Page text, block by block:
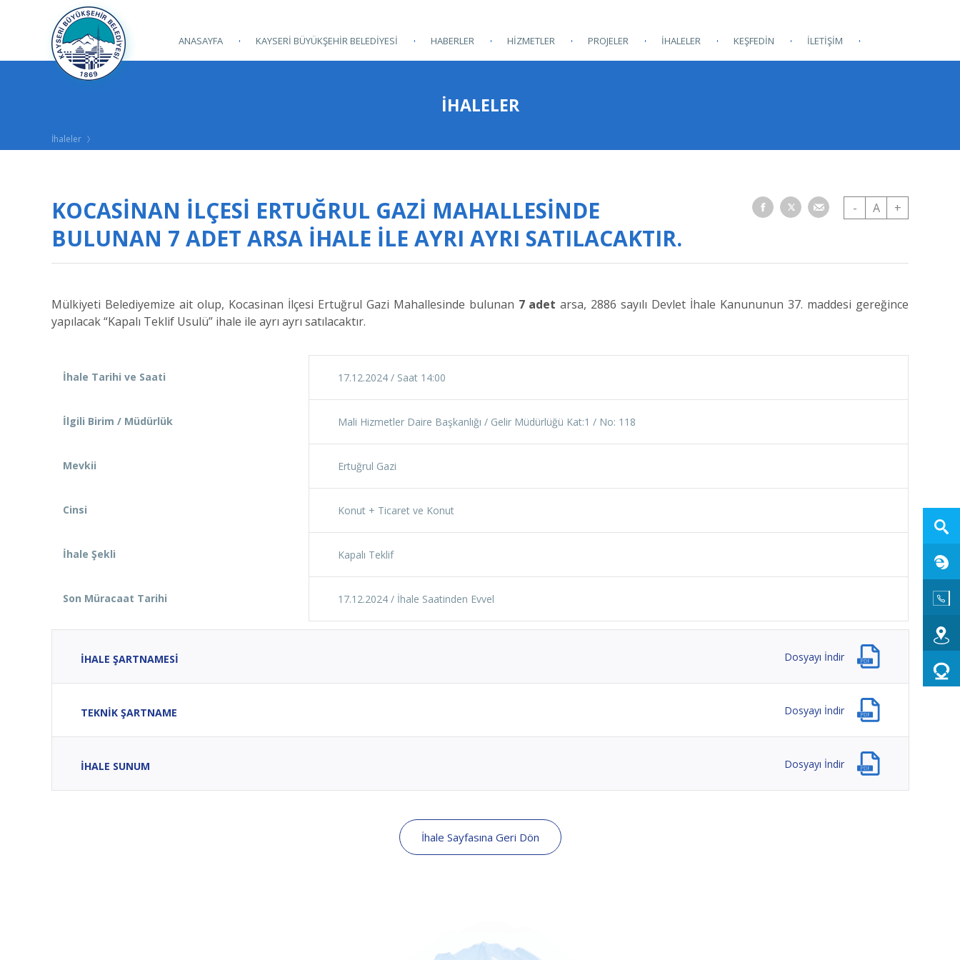
ANASAYFA KAYSERİ BÜYÜKŞEHİR BELEDİYESİ HABERLER HİZMETLER PROJELER İHALELER KEŞFEDİN İLETİŞİM
İHALELER
İhaleler
KOCASİNAN İLÇESİ ERTUĞRUL GAZİ MAHALLESİNDE
BULUNAN 7 ADET ARSA İHALE İLE AYRI AYRI SATILACAKTIR.
- A +
Mülkiyeti Belediyemize ait olup, Kocasinan İlçesi Ertuğrul Gazi Mahallesinde bulunan 7 adetarsa, 2886 sayılı Devlet İhale Kanununun 37. maddesi gereğince
yapılacak “Kapalı Teklif Usulü” ihale ile ayrı ayrı satılacaktır.
İhale Tarihi ve Saati 17.12.2024 / Saat 14:00
İlgili Birim / Müdürlük Mali Hizmetler Daire Başkanlığı / Gelir Müdürlüğü Kat:1 / No: 118
Mevkii Ertuğrul Gazi
Cinsi Konut + Ticaret ve Konut
İhale Şekli Kapalı Teklif
Son Müracaat Tarihi 17.12.2024 / İhale Saatinden Evvel
İHALE ŞARTNAMESİ Dosyayı İndir
TEKNİK ŞARTNAME Dosyayı İndir
İHALE SUNUM Dosyayı İndir
İhale Sayfasına Geri Dön